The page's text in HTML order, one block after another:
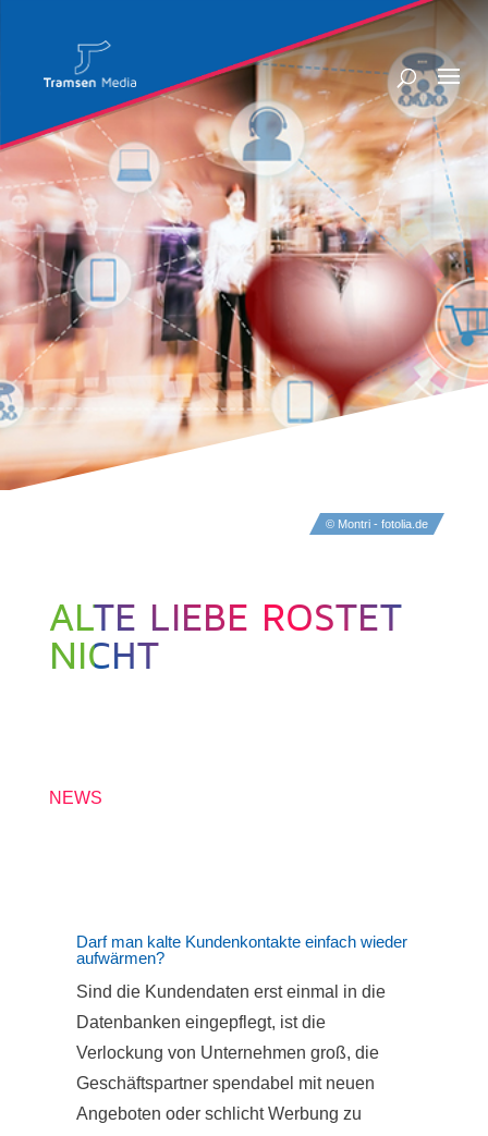
© Montri - fotolia.de
ALTE LIEBE ROSTET
NICHT
NEWS
Darf man kalte Kundenkontakte einfach wieder
aufwärmen?
Sind die Kundendaten erst einmal in die
Datenbanken eingepflegt, ist die
Verlockung von Unternehmen groß, die
Geschäftspartner spendabel mit neuen
Angeboten oder schlicht Werbung zu